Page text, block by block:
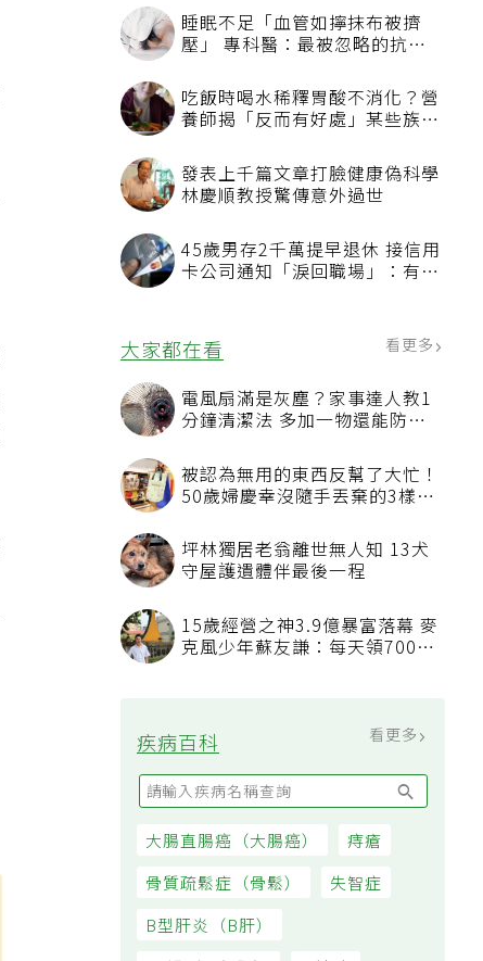
睡眠不足「血管如擰抹布被擠
壓」 專科醫：最被忽略的抗老
吃飯時喝水稀釋胃酸不消化？營
養師揭「反而有好處」某些族群
發表上千篇文章打臉健康偽科學
林慶順教授驚傳意外過世
45歲男存2千萬提早退休 接信用
卡公司通知「淚回職場」：有錢
大家都在看
電風扇滿是灰塵？家事達人教1
被認為無用的東西反幫了大忙！
50歲婦慶幸沒隨手丟棄的3樣物
品
坪林獨居老翁離世無人知 13犬
15歲經營之神3.9億暴富落幕 麥
疾病百科